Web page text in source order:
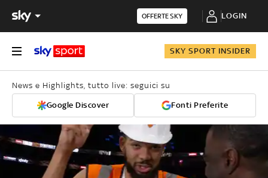
OFFERTE SKY LOGIN
SKY SPORT INSIDER
News e Highlights, tutto live: seguici su
Google Discover Fonti Preferite